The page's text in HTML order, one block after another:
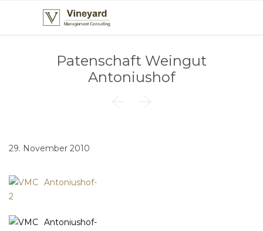
Patenschaft Weingut
Antoniushof
 
29. November 2010